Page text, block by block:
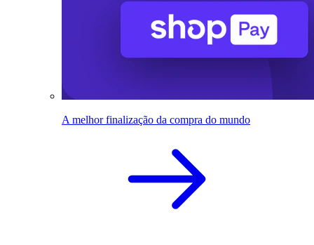
A melhor finalização da compra do mundo